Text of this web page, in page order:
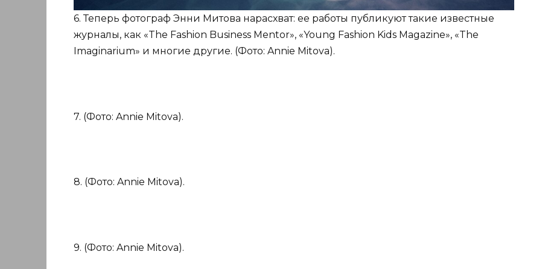
6. Теперь фотограф Энни Митова нарасхват: ее работы публикуют такие известные
журналы, как «The Fashion Business Mentor», «Young Fashion Kids Magazine», «The
Imaginarium» и многие другие. (Фото: Annie Mitova).
7. (Фото: Annie Mitova).
8. (Фото: Annie Mitova).
9. (Фото: Annie Mitova).